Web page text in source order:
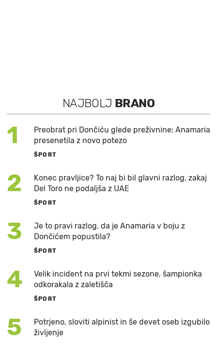
NAJBOLJ BRANO
1
Preobrat pri Dončiću glede preživnine: Anamaria
presenetila z novo potezo
ŠPORT
2
Konec pravljice? To naj bi bil glavni razlog, zakaj
Del Toro ne podaljša z UAE
ŠPORT
3
Je to pravi razlog, da je Anamaria v boju z
Dončićem popustila?
ŠPORT
4
Velik incident na prvi tekmi sezone, šampionka
odkorakala z zaletišča
ŠPORT
5
Potrjeno, sloviti alpinist in še devet oseb izgubilo
življenje